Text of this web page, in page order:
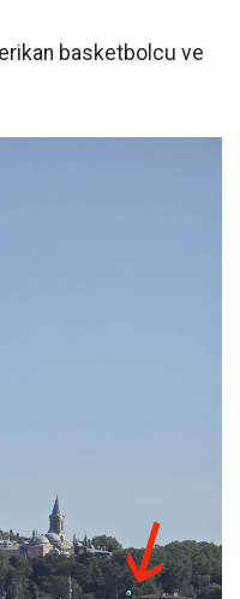
basketbolcu ve